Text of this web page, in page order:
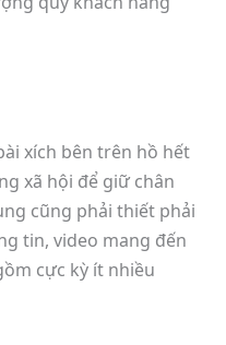
xích bên trên hồ hết
xã hội để giữ chân
cũng phải thiết phải
tin, video mang đến
cực kỳ ít nhiều